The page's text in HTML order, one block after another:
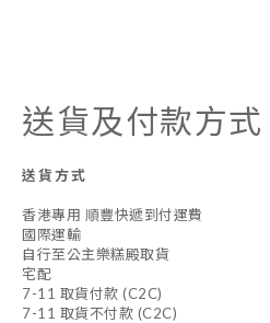
送貨及付款方式
送貨方式
香港專用 順豐快遞到付運費
國際運輸
自行至公主樂糕殿取貨
宅配
7-11 取貨付款 (C2C)
7-11 取貨不付款 (C2C)